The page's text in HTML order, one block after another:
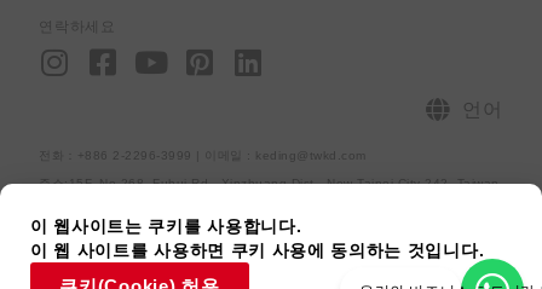
전화：+886 2-2296-3999 | 이메일 : keding@twkd.com
주소:15F.,No.268, Fuhui Rd., Xinzhuang Dist., New Taipei City 242, Taiwan
사이트맵개인정보처리방침[raiseup_copyright]
연락하세요
I
n
r
a
F
a
b
o
k
Y
o
u
e
P
i
e
e
s
L
i
e
i
n
언어
이 웹사이트는 쿠키를 사용합니다.
이 웹 사이트를 사용하면 쿠키 사용에 동의하는 것입니다.